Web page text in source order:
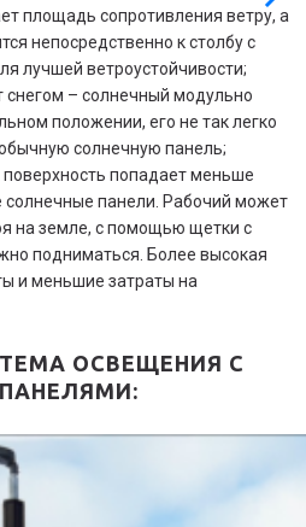
площадь сопротивления ветру, а
непосредственно к столбу с
лучшей ветроустойчивости;
снегом – солнечный модульно
положении, его не так легко
солнечную панель;
попадает меньше
панели. Рабочий может
на земле, с помощью щетки с
подниматься. Более высокая
и меньшие затраты на
ОСВЕЩЕНИЯ С